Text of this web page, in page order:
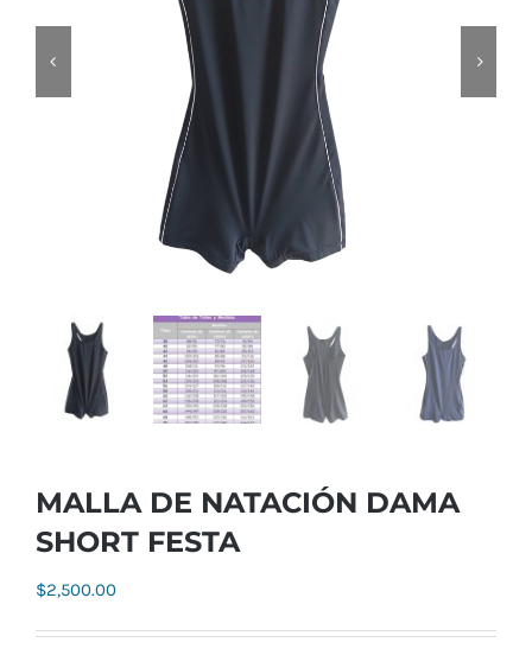
MALLA DE NATACIÓN DAMA
SHORT FESTA
$2,500.00